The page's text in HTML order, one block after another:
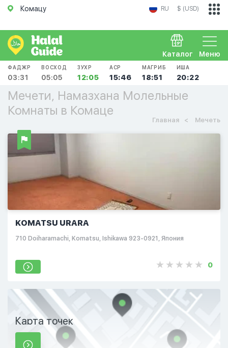
Комацу RU $ (USD)
Меню
Каталог
ФАДЖР
03:31
ВОСХОД
05:05
ЗУХР
12:05
АСР
15:46
МАГРИБ
18:51
ИША
20:22
Мечети, Намазхана Молельные
Комнаты в Комаце
Главная Мечеть
KOMATSU URARA
710 Doiharamachi, Komatsu, Ishikawa 923-0921, Япония
0
Карта точек